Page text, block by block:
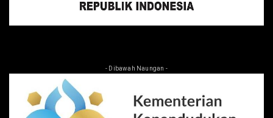
- Dibawah Naungan -